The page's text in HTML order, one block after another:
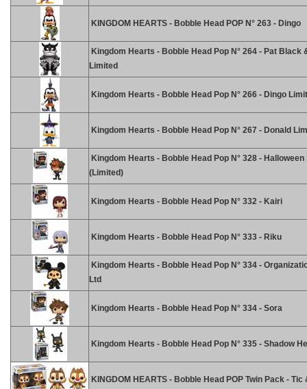
KINGDOM HEARTS - Bobble Head POP N° 263 - Dingo
Kingdom Hearts - Bobble Head Pop N° 264 - Pat Black
Limited
Kingdom Hearts - Bobble Head Pop N° 266 - Dingo
Kingdom Hearts - Bobble Head Pop N° 267 - Donald
Kingdom Hearts - Bobble Head Pop N° 328 - Halloween
(Limited)
Kingdom Hearts - Bobble Head Pop N° 332 - Kairi
Kingdom Hearts - Bobble Head Pop N° 333 - Riku
Kingdom Hearts - Bobble Head Pop N° 334 -
Ltd
Kingdom Hearts - Bobble Head Pop N° 334 - Sora
Kingdom Hearts - Bobble Head Pop N° 335 - Shadow
KINGDOM HEARTS - Bobble Head POP Twin Pack - Tic